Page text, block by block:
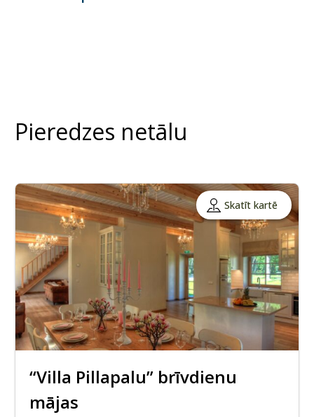
Pieredzes netālu
Skatīt kartē
“Villa Pillapalu” brīvdienu
mājas